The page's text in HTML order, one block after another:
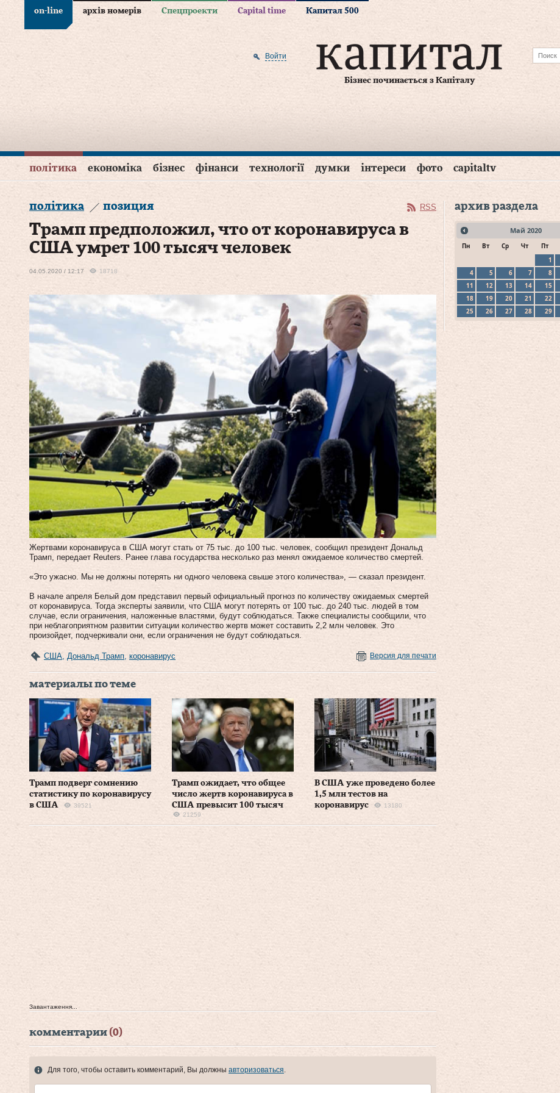
on-line архів номерів Спецпроекти Capital time Капитал 500
Бізнес починається з Капіталу
Войти
політика економіка бізнес фінанси технології думки інтереси фото capitaltv
політика позиция RSS
Трамп предположил, что от коронавируса в
США умрет 100 тысяч человек
04.05.2020 / 12:17 18718
Жертвами коронавируса в США могут стать от 75 тыс. до 100 тыс. человек, сообщил президент Дональд
Трамп, передает Reuters. Ранее глава государства несколько раз менял ожидаемое количество смертей.
«Это ужасно. Мы не должны потерять ни одного человека свыше этого количества», — сказал президент.
В начале апреля Белый дом представил первый официальный прогноз по количеству ожидаемых смертей
от коронавируса. Тогда эксперты заявили, что США могут потерять от 100 тыс. до 240 тыс. людей в том
случае, если ограничения, наложенные властями, будут соблюдаться. Также специалисты сообщили, что
при неблагоприятном развитии ситуации количество жертв может составить 2,2 млн человек. Это
произойдет, подчеркивали они, если ограничения не будут соблюдаться.
США Дональд Трамп коронавирус Версия для печати
материалы по теме
Трамп подверг сомнению
статистику по коронавирусу
в США
39521
Трамп ожидает, что общее
число жертв коронавируса в
США превысит 100 тысяч
21259
В США уже проведено более
1,5 млн тестов на
коронавирус
13180
Завантаження...
комментарии (0)
Для того, чтобы оставить комментарий, Вы должны авторизоваться
архив раздела
Май 2020
Пн Вт Ср Чт Пт
1
4
5 6 7 8
11
12 13 14 15
18
19 20 21 22
25
26 27 28 29